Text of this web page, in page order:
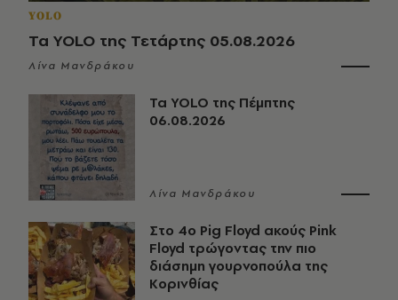
YOLO
Τα YOLO της Τετάρτης 05.08.2026
Λίνα Μανδράκου
Τα YOLO της Πέμπτης
06.08.2026
Λίνα Μανδράκου
Στο 4ο Pig Floyd ακούς Pink
Floyd τρώγοντας την πιο
διάσημη γουρνοπούλα της
Κορινθίας